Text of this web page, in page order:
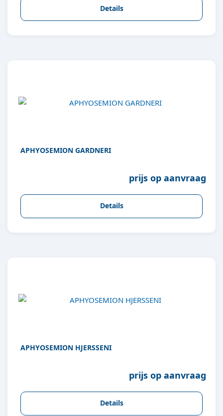
Details
APHYOSEMION GARDNERI
prijs op aanvraag
Details
APHYOSEMION HJERSSENI
prijs op aanvraag
Details